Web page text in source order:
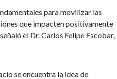
para movilizar las
que impacten positivamente
el Dr. Carlos Felipe Escobar,
se encuentra la idea de